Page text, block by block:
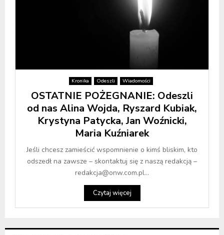
Kronika Odeszli Wiadomości
OSTATNIE POŻEGNANIE: Odeszli
od nas Alina Wojda, Ryszard Kubiak,
Krystyna Patycka, Jan Woźnicki,
Maria Kuźniarek
Jeśli chcesz zamieścić wspomnienie o kimś bliskim, kto
odszedł na zawsze – skontaktuj się z naszą redakcją –
redakcja@onw.com.pl...
Czytaj więcej